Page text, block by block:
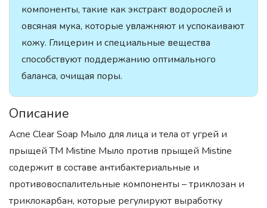
компоненты, такие как экстракт водорослей и
овсяная мука, которые увлажняют и успокаивают
кожу. Глицерин и специальные вещества
способствуют поддержанию оптимального
баланса, очищая поры.
Описание
Acne Clear Soap Мыло для лица и тела от угрей и
прыщей ТМ Mistine Мыло против прыщей Mistine
содержит в составе антибактериальные и
противовоспалительные компоненты – триклозан и
триклокарбан, которые регулируют выработку